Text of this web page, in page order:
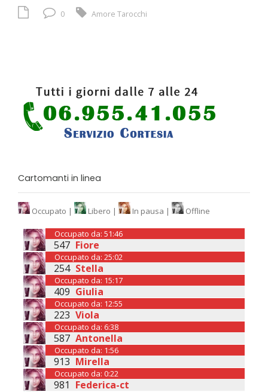
0 Amore Tarocchi
Cartomanti in linea
Occupato | Libero | In pausa | Offline